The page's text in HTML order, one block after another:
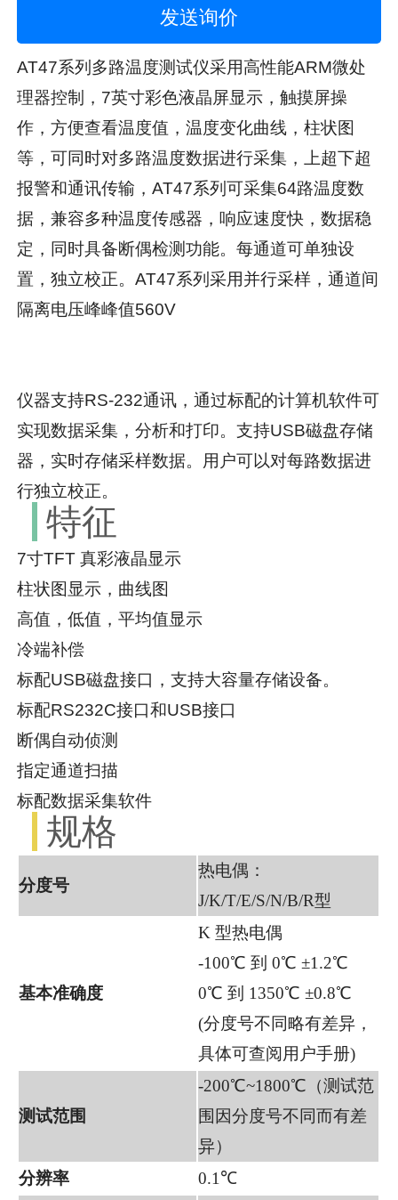
发送询价
AT47系列多路温度测试仪采用高性能ARM微处
理器控制，7英寸彩色液晶屏显示，触摸屏操
作，方便查看温度值，温度变化曲线，柱状图
等，可同时对多路温度数据进行采集，上超下超
报警和通讯传输，AT47系列可采集64路温度数
据，兼容多种温度传感器，响应速度快，数据稳
定，同时具备断偶检测功能。每通道可单独设
置，独立校正。AT47系列采用并行采样，通道间
隔离电压峰峰值560V
仪器支持RS-232通讯，通过标配的计算机软件可
实现数据采集，分析和打印。支持USB磁盘存储
器，实时存储采样数据。用户可以对每路数据进
行独立校正。
特征
7寸TFT 真彩液晶显示
柱状图显示，曲线图
高值，低值，平均值显示
冷端补偿
标配USB磁盘接口，支持大容量存储设备。
标配RS232C接口和USB接口
断偶自动侦测
指定通道扫描
标配数据采集软件
规格
分度号
热电偶：
J/K/T/E/S/N/B/R型
基本准确度
K 型热电偶
-100℃ 到 0℃ ±1.2℃
0℃ 到 1350℃ ±0.8℃
(分度号不同略有差异，
具体可查阅用户手册)
测试范围
-200℃~1800℃（测试范
围因分度号不同而有差
异）
分辨率
0.1℃